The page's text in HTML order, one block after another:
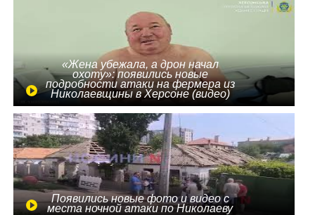
«Жена убежала, а дрон начал
охоту»: появились новые
подробности атаки на фермера из
Николаевщины в Херсоне (видео)
Появились новые фото и видео с
места ночной атаки по Николаеву